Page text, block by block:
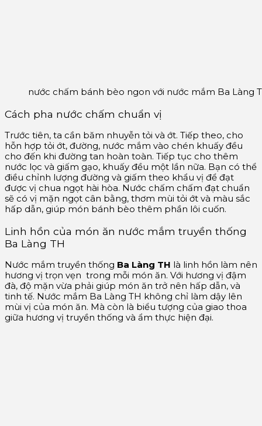
nước chấm bánh bèo ngon với nước mắm Ba Làng
Cách pha nước chấm chuẩn vị
Trước tiên, ta cần băm nhuyễn tỏi và ớt. Tiếp theo, cho
hỗn hợp tỏi ớt, đường, nước mắm vào chén khuấy đều
cho đến khi đường tan hoàn toàn. Tiếp tục cho thêm
nước lọc và giấm gạo, khuấy đều một lần nữa. Bạn có thể
điều chỉnh lượng đường và giấm theo khẩu vị để đạt
được vị chua ngọt hài hòa. Nước chấm chấm đạt chuẩn
sẽ có vị mặn ngọt cân bằng, thơm mùi tỏi ớt và màu sắc
hấp dẫn, giúp món bánh bèo thêm phần lôi cuốn.
Linh hồn của món ăn nước mắm truyền thống
Ba Làng TH
Nước mắm truyền thống Ba Làng TH là linh hồn làm nên
hương vị trọn vẹn trong mỗi món ăn. Với hương vị đậm
đà, độ mặn vừa phải giúp món ăn trở nên hấp dẫn, và
tinh tế. Nước mắm Ba Làng TH không chỉ làm dậy lên
mùi vị của món ăn. Mà còn là biểu tượng của giao thoa
giữa hương vị truyền thống và ẩm thực hiện đại.